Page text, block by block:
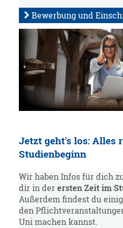
Bewerbung und
Jetzt geht's los: Alles
Studienbeginn
Wir haben Infos für dich
dir in derersten Zeit im
Außerdem findest du
den
Uni machen kannst.